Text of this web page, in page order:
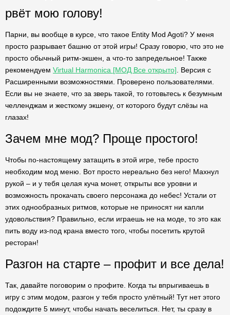
рвёт мою голову!
Парни, вы вообще в курсе, что такое Entity Mod Agoti? У меня
просто разрывает башню от этой игры! Сразу говорю, что это не
просто обычный ритм-экшен, а что-то запредельное! Также
рекомендуем Virtual Harmonica [МОД Все открыто] . Версия с
Расширенными возможностями. Проверено пользователями.
Если вы не знаете, что за зверь такой, то готовьтесь к безумным
челленджам и жесткому экшену, от которого будут слёзы на
глазах!
Зачем мне мод? Проще простого!
Чтобы по-настоящему затащить в этой игре, тебе просто
необходим мод меню. Вот просто нереально без него! Махнул
рукой – и у тебя целая куча монет, открыты все уровни и
возможность прокачать своего персонажа до небес! Устали от
этих однообразных ритмов, которые не приносят ни капли
удовольствия? Правильно, если играешь не на моде, то это как
пить воду из-под крана вместо того, чтобы посетить крутой
ресторан!
Разгон на старте – профит и все дела!
Так, давайте поговорим о профите. Когда ты впрыгиваешь в
игру с этим модом, разгон у тебя просто улётный! Тут нет этого
подождите 5 минут, чтобы начать веселиться. Нет, ты сразу в